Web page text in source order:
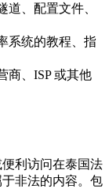
道、配置文件、
系统的教程、指
商、ISP 或其他
利访问在泰国法
非法的内容。包